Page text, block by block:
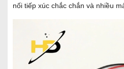
nối tiếp xúc chắc chắn và nhiều